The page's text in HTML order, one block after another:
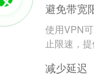
避免带宽
使用VPN
止限速，
减少延迟